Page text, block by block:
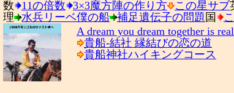
数 11の倍数 3×3魔方陣の作り方 この星サブ
理
水兵リーベ僕の船 補足遺伝子の問題 国
A dream you dream together is
貴船-結社 縁結びの恋の道
貴船神社ハイキングコース